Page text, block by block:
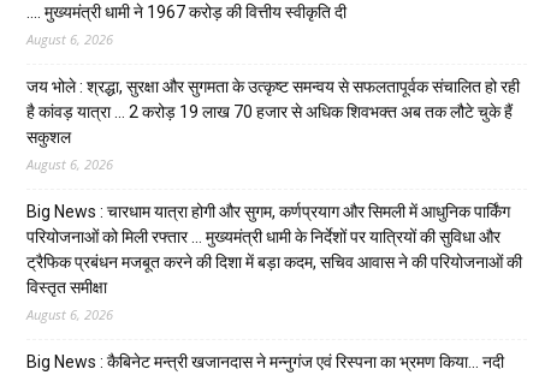
…. मुख्यमंत्री धामी ने ₹1967 करोड़ की वित्तीय स्वीकृति दी
August 6, 2026
जय भोले : श्रद्धा, सुरक्षा और सुगमता के उत्कृष्ट समन्वय से सफलतापूर्वक संचालित हो रही
है कांवड़ यात्रा … 2 करोड़ 19 लाख 70 हजार से अधिक शिवभक्त अब तक लौटे चुके हैं
सकुशल
August 6, 2026
Big News : चारधाम यात्रा होगी और सुगम, कर्णप्रयाग और सिमली में आधुनिक पार्किंग
परियोजनाओं को मिली रफ्तार … मुख्यमंत्री धामी के निर्देशों पर यात्रियों की सुविधा और
ट्रैफिक प्रबंधन मजबूत करने की दिशा में बड़ा कदम, सचिव आवास ने की परियोजनाओं की
विस्तृत समीक्षा
August 6, 2026
Big News : कैबिनेट मन्त्री खजानदास ने मन्नुगंज एवं रिस्पना का भ्रमण किया… नदी